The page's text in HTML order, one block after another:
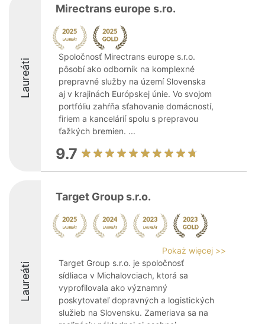
Laureáti
Mirectrans europe s.ro.
Spoločnosť Mirectrans europe s.r.o.
pôsobí ako odborník na komplexné
prepravné služby na území Slovenska
aj v krajinách Európskej únie. Vo svojom
portfóliu zahŕňa sťahovanie domácností,
firiem a kancelárií spolu s prepravou
ťažkých bremien. ...
9.7
Laureáti
Target Group s.r.o.
Pokaż więcej >>
Target Group s.r.o. je spoločnosť
sídliaca v Michalovciach, ktorá sa
vyprofilovala ako významný
poskytovateľ dopravných a logistických
služieb na Slovensku. Zameriava sa na